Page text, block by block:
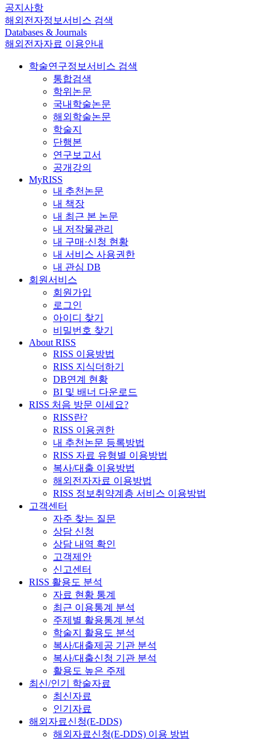
공지사항
해외전자정보서비스 검색
Databases & Journals
해외전자자료 이용안내
학술연구정보서비스 검색
통합검색
학위논문
국내학술논문
해외학술논문
학술지
단행본
연구보고서
공개강의
MyRISS
내 추천논문
내 책장
내 최근 본 논문
내 저작물관리
내 구매·신청 현황
내 서비스 사용권한
내 관심 DB
회원서비스
회원가입
로그인
아이디 찾기
비밀번호 찾기
About RISS
RISS 이용방법
RISS 지식더하기
DB연계 현황
BI 및 배너 다운로드
RISS 처음 방문 이세요?
RISS란?
RISS 이용권한
내 추천논문 등록방법
RISS 자료 유형별 이용방법
복사/대출 이용방법
해외전자자료 이용방법
RISS 정보취약계층 서비스 이용방법
고객센터
자주 찾는 질문
상담 신청
상담 내역 확인
고객제안
신고센터
RISS 활용도 분석
자료 현황 통계
최근 이용통계 분석
주제별 활용통계 분석
학술지 활용도 분석
복사/대출제공 기관 분석
복사/대출신청 기관 분석
활용도 높은 주제
최신/인기 학술자료
최신자료
인기자료
해외자료신청(E-DDS)
해외자료신청(E-DDS) 이용 방법